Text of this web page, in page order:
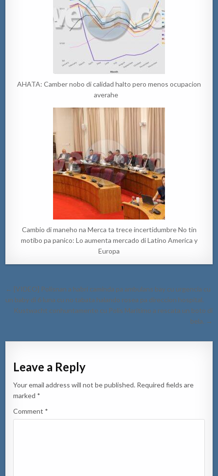
AHATA: Camber nobo di calidad halto pero menos ocupacion
averahe
Cambio di maneho na Merca ta trece incertidumbre No tin
motibo pa panico: Lo aumenta mercado di Latino America y
Europa
Post
navigation
← [VIDEO] Polisnan a habri caminda pa ambulans bay cu urgencia cu
un baby di 6 luna cu no tabata halando rosea pa direccion hospital.
Kustwacht conhuntamente cu Polis Maritimo a rescata un boto di
bela. →
Leave a Reply
Your email address will not be published. Required fields are
marked *
Comment *